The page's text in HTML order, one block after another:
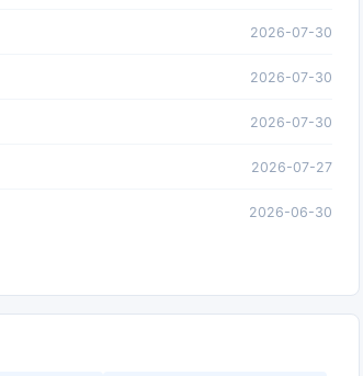
2026-07-30
2026-07-30
2026-07-30
2026-07-27
2026-06-30